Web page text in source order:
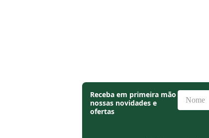
Receba em primeira mão
nossas novidades e